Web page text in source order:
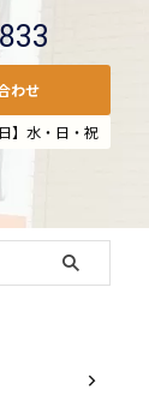
わせ
】水・日・祝